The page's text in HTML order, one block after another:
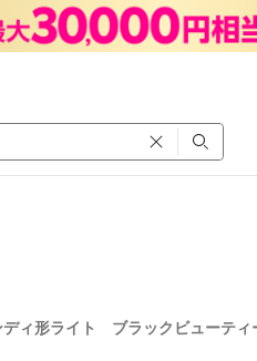
ィ形ライト ブラックビューティ